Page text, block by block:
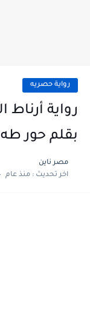
رواية حصريه
بقلم حور طه
مصر ناين
اخر تحديث :منذ عام